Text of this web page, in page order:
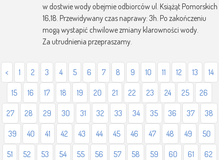
w dostwie wody obejmie odbiorców ul. Książąt Pomorskich
16,18. Przewidywany czas naprawy: 3h. Po zakończeniu
mogą wystapić chwilowe zmiany klarowności wody.
Za utrudnienia przepraszamy.
< 1 2 3 4 5 6 7 8 9 10 11 12 13 14
15 16 17 18 19 20 21 22 23 24 25 26
27 28 29 30 31 32 33 34 35 36 37 38
39 40 41 42 43 44 45 46 47 48 49 50
51 52 53 54 55 56 57 58 59 60 61 62